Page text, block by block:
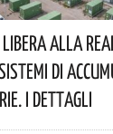
Alla
Di
I Dettagli